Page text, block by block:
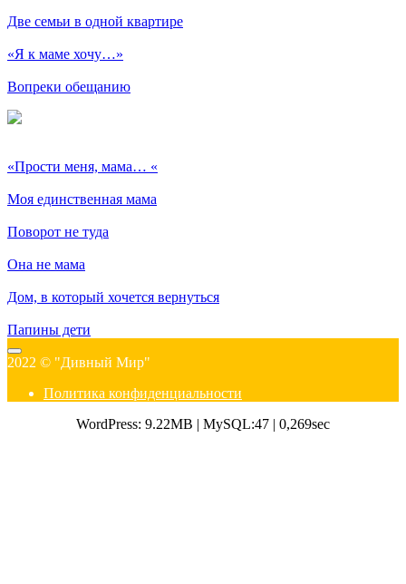
Две семьи в одной квартире
«Я к маме хочу…»
Вопреки обещанию
«Прости меня, мама… «
Моя единственная мама
Поворот не туда
Она не мама
Дом, в который хочется вернуться
Папины дети
2022 © "Дивный Мир"
Политика конфиденциальности
WordPress: 9.22MB | MySQL:47 | 0,269sec